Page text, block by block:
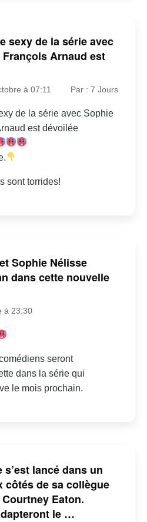
sexy de la série avec
Arnaud est
à 07:11 Par : 7 Jours
de la série avec Sophie
est dévoilée
sont torrides!
Sophie Nélisse
dans cette nouvelle
à 23:30
seront
dans la série qui
le mois prochain.
lancé dans un
côtés de sa collègue
Eaton.
le …